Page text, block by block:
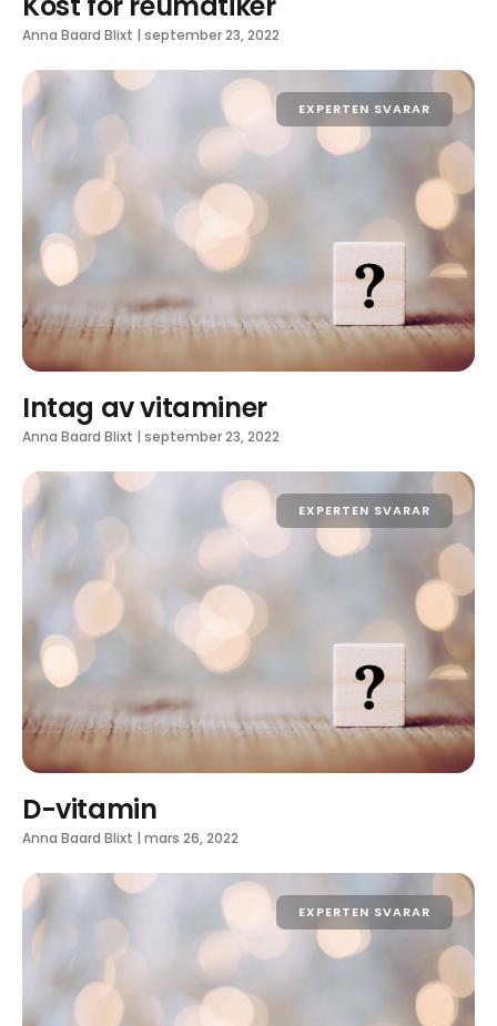
Anna Baard Blixt | september 23, 2022
EXPERTEN SVARAR
Intag av vitaminer
Anna Baard Blixt | september 23, 2022
EXPERTEN SVARAR
D-vitamin
Anna Baard Blixt | mars 26, 2022
EXPERTEN SVARAR